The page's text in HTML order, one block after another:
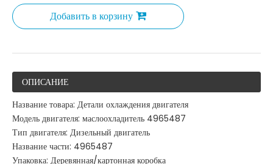
Добавить в корзину
ОПИСАНИЕ
Название товара: Детали охлаждения двигателя
Модель двигателя: маслоохладитель 4965487
Тип двигателя: Дизельный двигатель
Название части: 4965487
Упаковка: Деревянная/картонная коробка